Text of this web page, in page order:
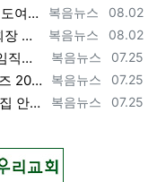
등록자
복음뉴스 등록일
08.02
PMC 온유회, 2027 캐리비안 크루즈 전도여행 참가자 모집 [2026년 7월 31일 금요일 자 뉴욕일보 기사] ==> https://www.…
등록자
복음뉴스 등록일
08.02
뉴저지교협 선관위, 40회기 회장 + 부회장 등록 + 추천 절차 공고 --- 8월 28일 등록 마감, 9월 28일 선거 [2026년 7월 29일…
등록자
복음뉴스 등록일
07.25
섬기는교회, 설립 20주년 감사예배 및 임직식 --- "이제 더 힘차게 창공을 날자" [2026년 7월 25일 토요일 자 뉴욕일보 기사] ==>…
등록자
복음뉴스 등록일
07.25
PMC 온유회 전도여행 - 캐리비언 크루즈 2027 안내 ==> https://www.bogeumnews.com/gnu54/bbs/board.p…
등록자
복음뉴스 등록일
07.25
뉴저지실버미션스쿨 제44기 훈련생 모집 안내 ==> https://www.bogeumnews.com/gnu54/bbs/board.php?bo_t…